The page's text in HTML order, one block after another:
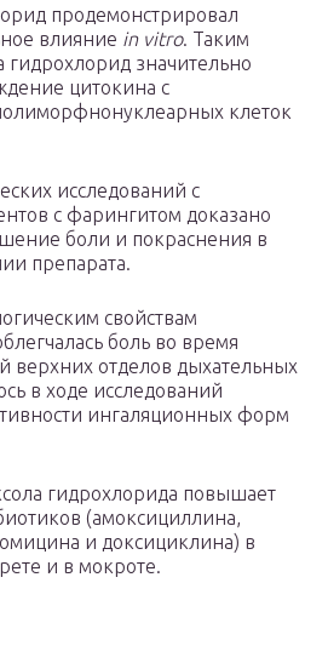
продемонстрировал
влияние in vitro. Таким
гидрохлорид значительно
цитокина с
клеток
исследований с
с фарингитом доказано
боли и покраснения в
препарата.
свойствам
боль во время
верхних отделов дыхательных
в ходе исследований
ингаляционных форм
гидрохлорида повышает
(амоксициллина,
и доксициклина) в
и в мокроте.